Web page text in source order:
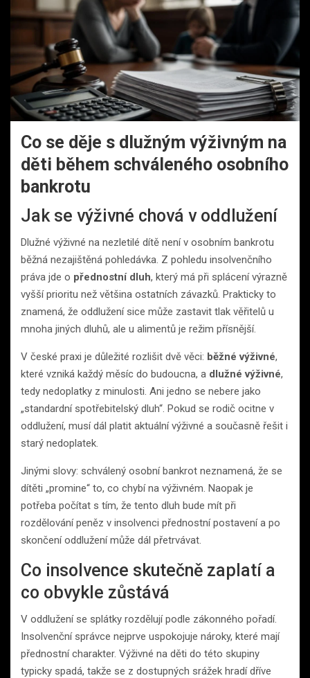
Co se děje s dlužným výživným na
děti během schváleného osobního
bankrotu
Jak se výživné chová v oddlužení
Dlužné výživné na nezletilé dítě není v osobním bankrotu
běžná nezajištěná pohledávka. Z pohledu insolvenčního
práva jde o přednostní dluh, který má při splácení výrazně
vyšší prioritu než většina ostatních závazků. Prakticky to
znamená, že oddlužení sice může zastavit tlak věřitelů u
mnoha jiných dluhů, ale u alimentů je režim přísnější.
V české praxi je důležité rozlišit dvě věci: běžné výživné,
které vzniká každý měsíc do budoucna, a dlužné výživné,
tedy nedoplatky z minulosti. Ani jedno se nebere jako
„standardní spotřebitelský dluh“. Pokud se rodič ocitne v
oddlužení, musí dál platit aktuální výživné a současně řešit i
starý nedoplatek.
Jinými slovy: schválený osobní bankrot neznamená, že se
dítěti „promine“ to, co chybí na výživném. Naopak je
potřeba počítat s tím, že tento dluh bude mít při
rozdělování peněz v insolvenci přednostní postavení a po
skončení oddlužení může dál přetrvávat.
Co insolvence skutečně zaplatí a
co obvykle zůstává
V oddlužení se splátky rozdělují podle zákonného pořadí.
Insolvenční správce nejprve uspokojuje nároky, které mají
přednostní charakter. Výživné na děti do této skupiny
typicky spadá, takže se z dostupných srážek hradí dříve